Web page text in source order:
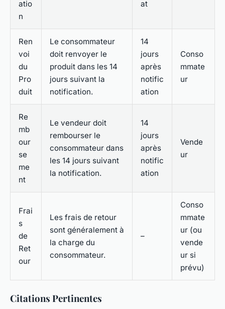
atio
n
at
Ren
voi
du
Pro
duit
Le consommateur
doit renvoyer le
produit dans les 14
jours suivant la
notification.
14
jours
après
notific
ation
Conso
mmate
ur
Re
mb
our
se
me
nt
Le vendeur doit
rembourser le
consommateur dans
les 14 jours suivant
la notification.
14
jours
après
notific
ation
Vende
ur
Frai
s
de
Ret
our
Les frais de retour
sont généralement à
la charge du
consommateur.
–
Conso
mmate
ur (ou
vende
ur si
prévu)
Citations Pertinentes